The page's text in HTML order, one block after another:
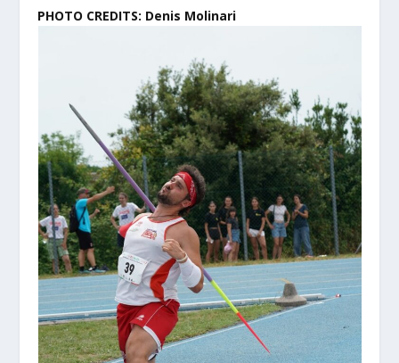
PHOTO CREDITS: Denis Molinari